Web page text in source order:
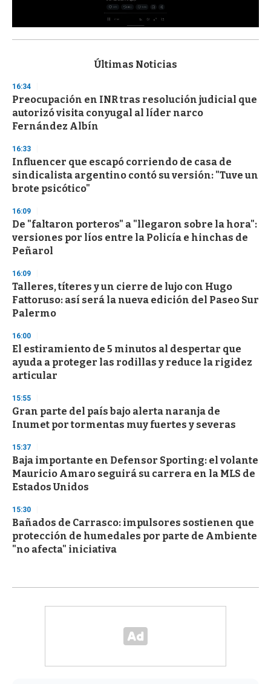
s
d
s
o
f
3
s
e
c
o
n
Últimas Noticias
16:34
Preocupación en INR tras resolución judicial que
autorizó visita conyugal al líder narco
Fernández Albín
16:33
Influencer que escapó corriendo de casa de
sindicalista argentino contó su versión: "Tuve un
brote psicótico"
16:09
De "faltaron porteros" a "llegaron sobre la hora":
versiones por líos entre la Policía e hinchas de
Peñarol
16:09
Talleres, títeres y un cierre de lujo con Hugo
Fattoruso: así será la nueva edición del Paseo Sur
Palermo
16:00
El estiramiento de 5 minutos al despertar que
ayuda a proteger las rodillas y reduce la rigidez
articular
15:55
Gran parte del país bajo alerta naranja de
Inumet por tormentas muy fuertes y severas
15:37
Baja importante en Defensor Sporting: el volante
Mauricio Amaro seguirá su carrera en la MLS de
Estados Unidos
15:30
Bañados de Carrasco: impulsores sostienen que
protección de humedales por parte de Ambiente
"no afecta" iniciativa